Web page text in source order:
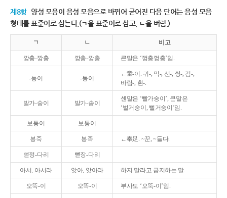
제8항 양성 모음이 음성 모음으로 바뀌어 굳어진 다음 단어는 음성 모음
형태를 표준어로 삼는다.(ㄱ을 표준어로 삼고, ㄴ을 버림.)
ㄱ ㄴ 비고
깡충-깡충 깡총-깡총 큰말은 ‘껑충껑충’임.
-둥이 -동이
←童-이. 귀-, 막-, 선-, 쌍-, 검-,
바람-, 흰-.
발가-숭이 발가-송이
센말은 ‘빨가숭이’, 큰말은
‘벌거숭이, 뻘거숭이’임.
보퉁이 보통이
봉죽 봉족 ←奉足. ~꾼, ~들다.
뻗정-다리 뻗장-다리
아서, 아서라 앗아, 앗아라 하지 말라고 금지하는 말.
오뚝-이 오똑-이 부사도 ‘오뚝-이’임.